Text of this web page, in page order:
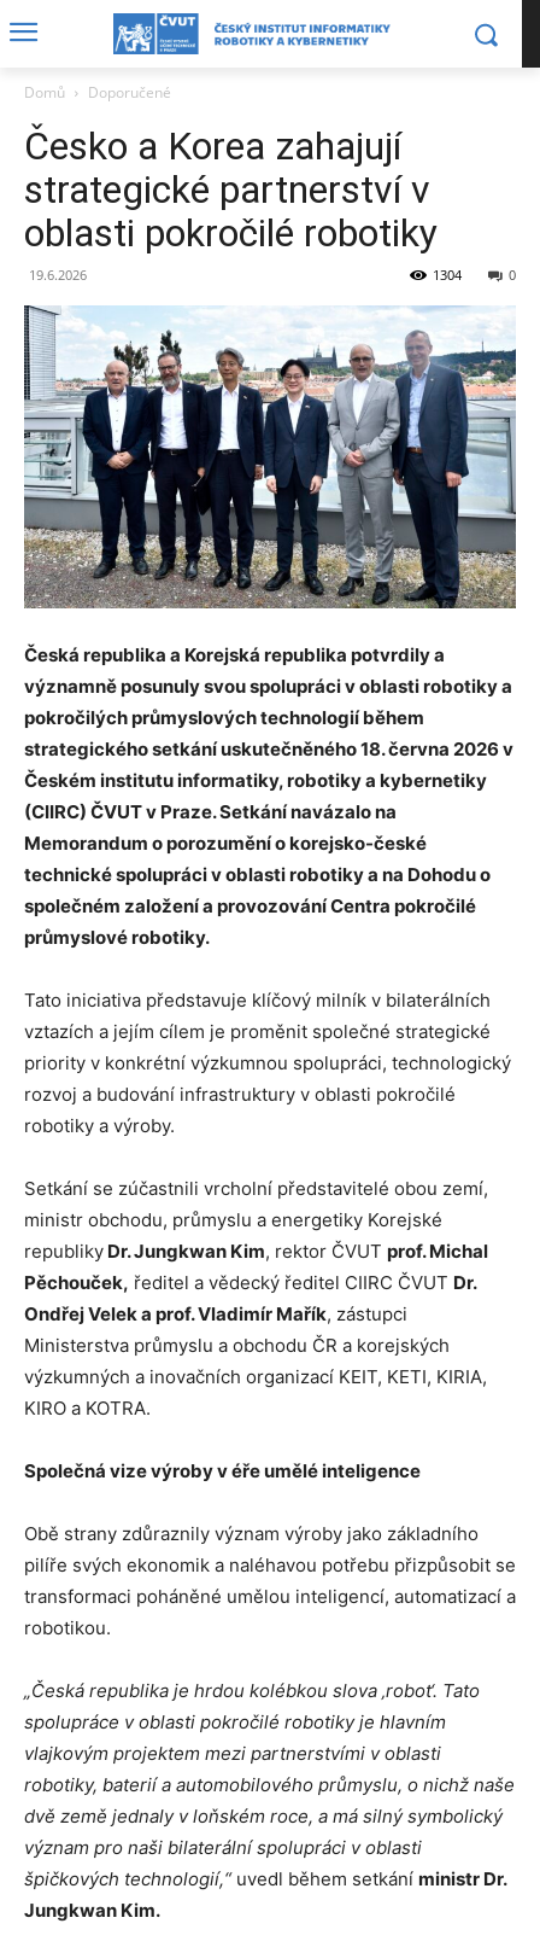
Domů Doporučené
Česko a Korea zahajují
strategické partnerství v
oblasti pokročilé robotiky
19.6.2026 0
1304
Česká republika a Korejská republika potvrdily a
významně posunuly svou spolupráci v oblasti robotiky a
pokročilých průmyslových technologií během
strategického setkání uskutečněného 18. června 2026 v
Českém institutu informatiky, robotiky a kybernetiky
(CIIRC) ČVUT v Praze. Setkání navázalo na
Memorandum o porozumění o korejsko-české
technické spolupráci v oblasti robotiky a na Dohodu o
společném založení a provozování Centra pokročilé
průmyslové robotiky.
Tato iniciativa představuje klíčový milník v bilaterálních
vztazích a jejím cílem je proměnit společné strategické
priority v konkrétní výzkumnou spolupráci, technologický
rozvoj a budování infrastruktury v oblasti pokročilé
robotiky a výroby.
Setkání se zúčastnili vrcholní představitelé obou zemí,
ministr obchodu, průmyslu a energetiky Korejské
republiky Dr. Jungkwan Kim, rektor ČVUT prof. Michal
Pěchouček, ředitel a vědecký ředitel CIIRC ČVUT Dr.
Ondřej Velek a prof. Vladimír Mařík, zástupci
Ministerstva průmyslu a obchodu ČR a korejských
výzkumných a inovačních organizací KEIT, KETI, KIRIA,
KIRO a KOTRA.
Společná vize výroby v éře umělé inteligence
Obě strany zdůraznily význam výroby jako základního
pilíře svých ekonomik a naléhavou potřebu přizpůsobit se
transformaci poháněné umělou inteligencí, automatizací a
robotikou.
„Česká republika je hrdou kolébkou slova ‚robot‘. Tato
spolupráce v oblasti pokročilé robotiky je hlavním
vlajkovým projektem mezi partnerstvími v oblasti
robotiky, baterií a automobilového průmyslu, o nichž naše
dvě země jednaly v loňském roce, a má silný symbolický
význam pro naši bilaterální spolupráci v oblasti
špičkových technologií,“uvedl během setkání ministr Dr.
Jungkwan Kim.